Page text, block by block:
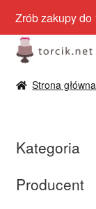
Zrób zakupy
Przejdź
do
nawigacji
Przejdź
do
treści
Jadalne
Barwniki
Tematyczne
Strona główna
Kategoria
Producent